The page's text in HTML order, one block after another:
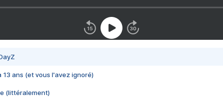
13 ans (et vous l'avez ignoré)
(littéralement)